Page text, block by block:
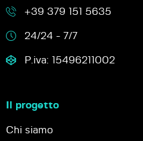
+39 379 151 5635
24/24 - 7/7
P.iva: 15496211002
Il progetto
Chi siamo